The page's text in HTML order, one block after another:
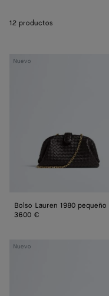
12 productos
Nuevo
Bolso
Bolso Lauren 1980 pequeño
3600 €
Nuevo
Bolso